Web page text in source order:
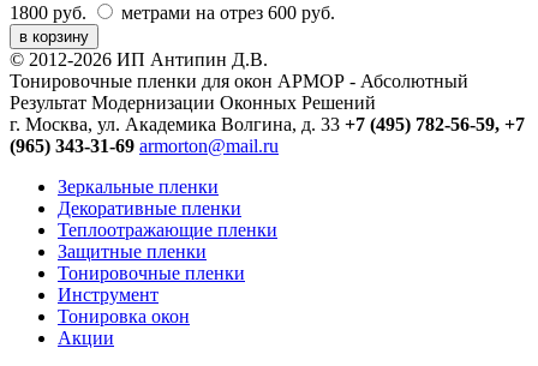
1800 руб.
метрами на отрез 600 руб.
в корзину
© 2012-2026 ИП Антипин Д.В.
Тонировочные пленки для окон АРМОР - Абсолютный
Результат Модернизации Оконных Решений
г. Москва, ул. Академика Волгина, д. 33 +7 (495) 782-56-59, +7
(965) 343-31-69 armorton@mail.ru
Зеркальные пленки
Декоративные пленки
Теплоотражающие пленки
Защитные пленки
Тонировочные пленки
Инструмент
Тонировка окон
Акции